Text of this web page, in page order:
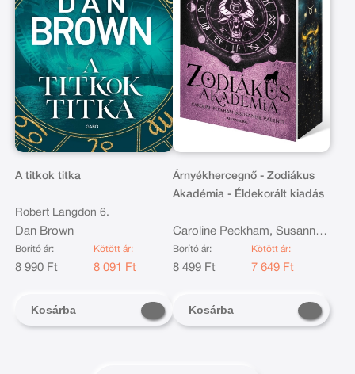
A titkok titka
Robert Langdon 6.
Dan Brown
Borító ár:
8 990 Ft
Kötött ár:
8 091 Ft
Kosárba
Árnyékhercegnő - Zodiákus
Akadémia - Éldekorált kiadás
Caroline Peckham, Susanne
Valenti
Borító ár:
8 499 Ft
Kötött ár:
7 649 Ft
Kosárba